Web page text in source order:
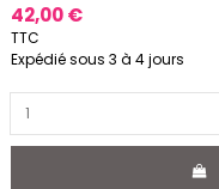
42,00 €
TTC
Expédié sous 3 à 4 jours